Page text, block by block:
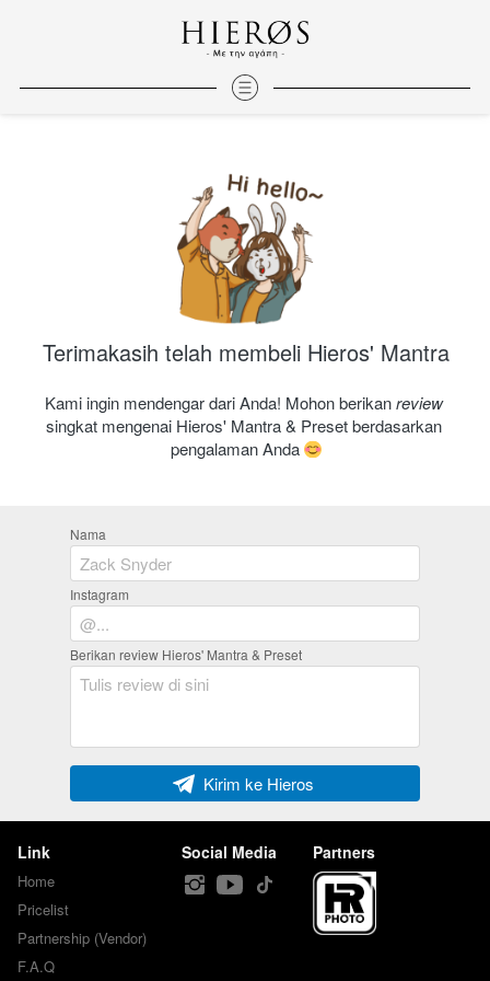
Terimakasih telah membeli Hieros' Mantra
Kami ingin mendengar dari Anda! Mohon berikan
review
singkat mengenai Hieros' Mantra & Preset berdasarkan
pengalaman Anda
Nama
Instagram
Berikan review Hieros' Mantra & Preset
` Kirim ke Hieros
Link
Home
Pricelist
Partnership (Vendor)
F.A.Q
Social Media Partners